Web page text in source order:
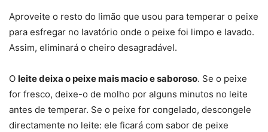
Aproveite o resto do limão que usou para temperar o peixe
para esfregar no lavatório onde o peixe foi limpo e lavado.
Assim, eliminará o cheiro desagradável.
O leite deixa o peixe mais macio e saboroso. Se o peixe
for fresco, deixe-o de molho por alguns minutos no leite
antes de temperar. Se o peixe for congelado, descongele
directamente no leite: ele ficará com sabor de peixe